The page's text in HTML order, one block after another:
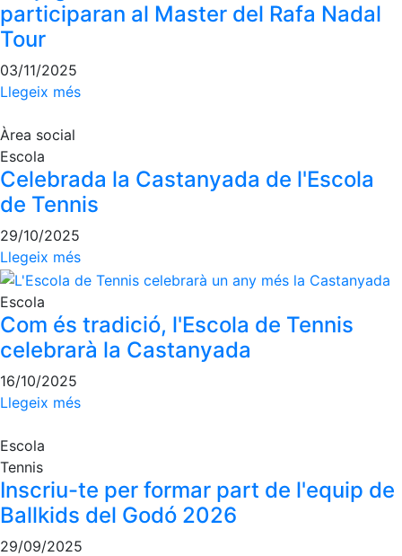
Patrocini
Patrocinadors
Avantatges
Publicitat a la
Revista
Vols ser
Patrocinador
del Club?
Notícies
Inscripcions
El
Godó
del
Soci/a
participaran al Master del Rafa Nadal
Tour
03/11/2025
Llegeix més
Àrea social
Escola
Celebrada la Castanyada de l'Escola
de Tennis
29/10/2025
Llegeix més
Escola
Com és tradició, l'Escola de Tennis
celebrarà la Castanyada
16/10/2025
Llegeix més
Escola
Tennis
Inscriu-te per formar part de l'equip de
Ballkids del Godó 2026
29/09/2025